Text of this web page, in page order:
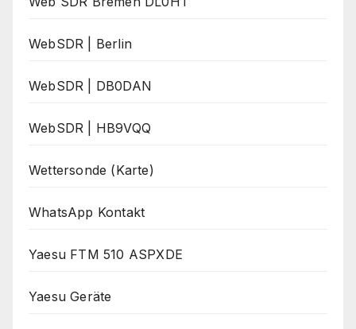
WebSDR | Berlin
WebSDR | DB0DAN
WebSDR | HB9VQQ
Wettersonde (Karte)
WhatsApp Kontakt
Yaesu FTM 510 ASPXDE
Yaesu Geräte